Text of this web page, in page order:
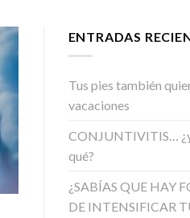
ENTRADAS
Tus pies también
vacaciones
CONJUNTIVITIS…
qué?
¿SABÍAS QUE HAY
DE INTENSIFICAR